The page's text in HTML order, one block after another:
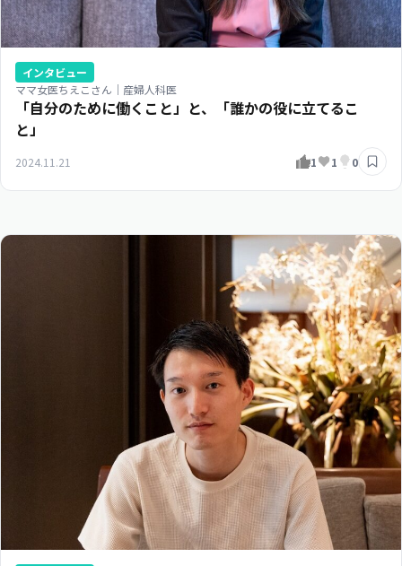
インタビュー
ママ女医ちえこさん｜産婦人科医
「自分のために働くこと」と、「誰かの役に立てるこ
と」
2024.11.21 1 1 0